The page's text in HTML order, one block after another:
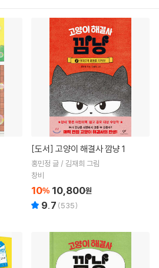
[도서] 고양이 해결사 깜냥 1
홍민정 글 / 김재희 그림
창비
10% 10,800원
9.7 (535)